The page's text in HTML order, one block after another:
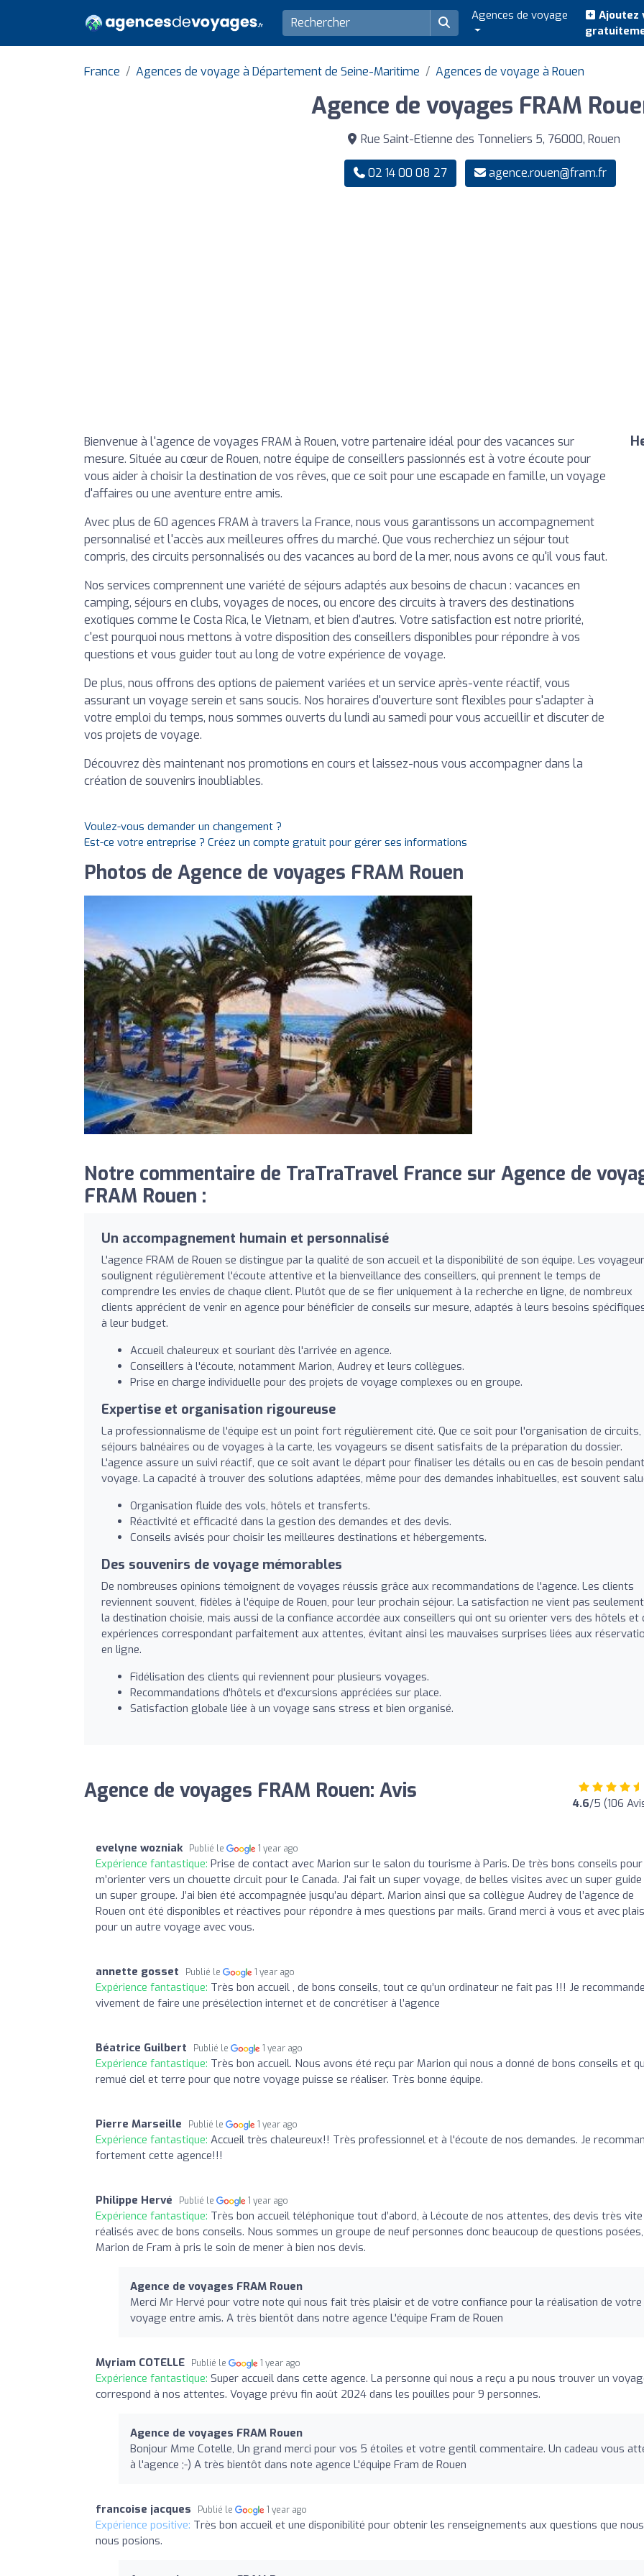
Agences de voyage
Ajoutez
France Agences de voyage à Département de Seine-Maritime Agences de voyage à Rouen
Agence de voyages FRAM
Rue Saint-Etienne des Tonneliers 5, 76000, Rouen
02 14 00 08 27 agence.rouen@fram.fr
Bienvenue à l'agence de voyages FRAM à Rouen, votre partenaire idéal pour des vacances sur
mesure. Située au cœur de Rouen, notre équipe de conseillers passionnés est à votre écoute pour
vous aider à choisir la destination de vos rêves, que ce soit pour une escapade en famille, un voyage
d'affaires ou une aventure entre amis.
Avec plus de 60 agences FRAM à travers la France, nous vous garantissons un accompagnement
personnalisé et l'accès aux meilleures offres du marché. Que vous recherchiez un séjour tout
compris, des circuits personnalisés ou des vacances au bord de la mer, nous avons ce qu'il vous faut.
Nos services comprennent une variété de séjours adaptés aux besoins de chacun : vacances en
camping, séjours en clubs, voyages de noces, ou encore des circuits à travers des destinations
exotiques comme le Costa Rica, le Vietnam, et bien d'autres. Votre satisfaction est notre priorité,
c'est pourquoi nous mettons à votre disposition des conseillers disponibles pour répondre à vos
questions et vous guider tout au long de votre expérience de voyage.
De plus, nous offrons des options de paiement variées et un service après-vente réactif, vous
assurant un voyage serein et sans soucis. Nos horaires d'ouverture sont flexibles pour s'adapter à
votre emploi du temps, nous sommes ouverts du lundi au samedi pour vous accueillir et discuter de
vos projets de voyage.
Découvrez dès maintenant nos promotions en cours et laissez-nous vous accompagner dans la
création de souvenirs inoubliables.
Voulez-vous demander un changement ?
Est-ce votre entreprise ? Créez un compte gratuit pour gérer ses informations
Photos de Agence de voyages FRAM Rouen
Notre commentaire de TraTraTravel France sur Agence de
FRAM Rouen :
Un accompagnement humain et personnalisé
L'agence FRAM de Rouen se distingue par la qualité de son accueil et la disponibilité de son équipe. Les
soulignent régulièrement l'écoute attentive et la bienveillance des conseillers, qui prennent le temps de
comprendre les envies de chaque client. Plutôt que de se fier uniquement à la recherche en ligne, de nombreux
clients apprécient de venir en agence pour bénéficier de conseils sur mesure, adaptés à leurs besoins
à leur budget.
Accueil chaleureux et souriant dès l'arrivée en agence.
Conseillers à l'écoute, notamment Marion, Audrey et leurs collègues.
Prise en charge individuelle pour des projets de voyage complexes ou en groupe.
Expertise et organisation rigoureuse
La professionnalisme de l'équipe est un point fort régulièrement cité. Que ce soit pour l'organisation de circuits,
séjours balnéaires ou de voyages à la carte, les voyageurs se disent satisfaits de la préparation du dossier.
L'agence assure un suivi réactif, que ce soit avant le départ pour finaliser les détails ou en cas de besoin
voyage. La capacité à trouver des solutions adaptées, même pour des demandes inhabituelles, est souvent
Organisation fluide des vols, hôtels et transferts.
Réactivité et efficacité dans la gestion des demandes et des devis.
Conseils avisés pour choisir les meilleures destinations et hébergements.
Des souvenirs de voyage mémorables
De nombreuses opinions témoignent de voyages réussis grâce aux recommandations de l'agence. Les clients
reviennent souvent, fidèles à l'équipe de Rouen, pour leur prochain séjour. La satisfaction ne vient pas
la destination choisie, mais aussi de la confiance accordée aux conseillers qui ont su orienter vers des hôtels et
expériences correspondant parfaitement aux attentes, évitant ainsi les mauvaises surprises liées aux
en ligne.
Fidélisation des clients qui reviennent pour plusieurs voyages.
Recommandations d'hôtels et d'excursions appréciées sur place.
Satisfaction globale liée à un voyage sans stress et bien organisé.
Agence de voyages FRAM Rouen: Avis 4.6/5 (106
evelyne wozniak Publié le 1 year ago
Expérience fantastique: Prise de contact avec Marion sur le salon du tourisme à Paris. De très bons conseils pour
m’orienter vers un chouette circuit pour le Canada. J’ai fait un super voyage, de belles visites avec un super
un super groupe. J’ai bien été accompagnée jusqu’au départ. Marion ainsi que sa collègue Audrey de l’agence de
Rouen ont été disponibles et réactives pour répondre à mes questions par mails. Grand merci à vous et avec
pour un autre voyage avec vous.
annette gosset Publié le 1 year ago
Expérience fantastique: Très bon accueil , de bons conseils, tout ce qu’un ordinateur ne fait pas !!! Je recommande
vivement de faire une présélection internet et de concrétiser à l’agence
Béatrice Guilbert Publié le 1 year ago
Expérience fantastique: Très bon accueil. Nous avons été reçu par Marion qui nous a donné de bons conseils et
remué ciel et terre pour que notre voyage puisse se réaliser. Très bonne équipe.
Pierre Marseille Publié le 1 year ago
Expérience fantastique: Accueil très chaleureux!! Très professionnel et à l'écoute de nos demandes. Je
fortement cette agence!!!
Philippe Hervé Publié le 1 year ago
Expérience fantastique: Très bon accueil téléphonique tout d’abord, à l.écoute de nos attentes, des devis très vite
réalisés avec de bons conseils. Nous sommes un groupe de neuf personnes donc beaucoup de questions posées,
Marion de Fram à pris le soin de mener à bien nos devis.
Agence de voyages FRAM Rouen
Merci Mr Hervé pour votre note qui nous fait très plaisir et de votre confiance pour la réalisation de votre
voyage entre amis. A très bientôt dans notre agence L'équipe Fram de Rouen
Myriam COTELLE Publié le 1 year ago
Expérience fantastique: Super accueil dans cette agence. La personne qui nous a reçu a pu nous trouver un
correspond à nos attentes. Voyage prévu fin août 2024 dans les pouilles pour 9 personnes.
Agence de voyages FRAM Rouen
Bonjour Mme Cotelle, Un grand merci pour vos 5 étoiles et votre gentil commentaire. Un cadeau vous
à l'agence ;-) A très bientôt dans note agence L'équipe Fram de Rouen
francoise jacques Publié le 1 year ago
Expérience positive: Très bon accueil et une disponibilité pour obtenir les renseignements aux questions que nous
nous posions.